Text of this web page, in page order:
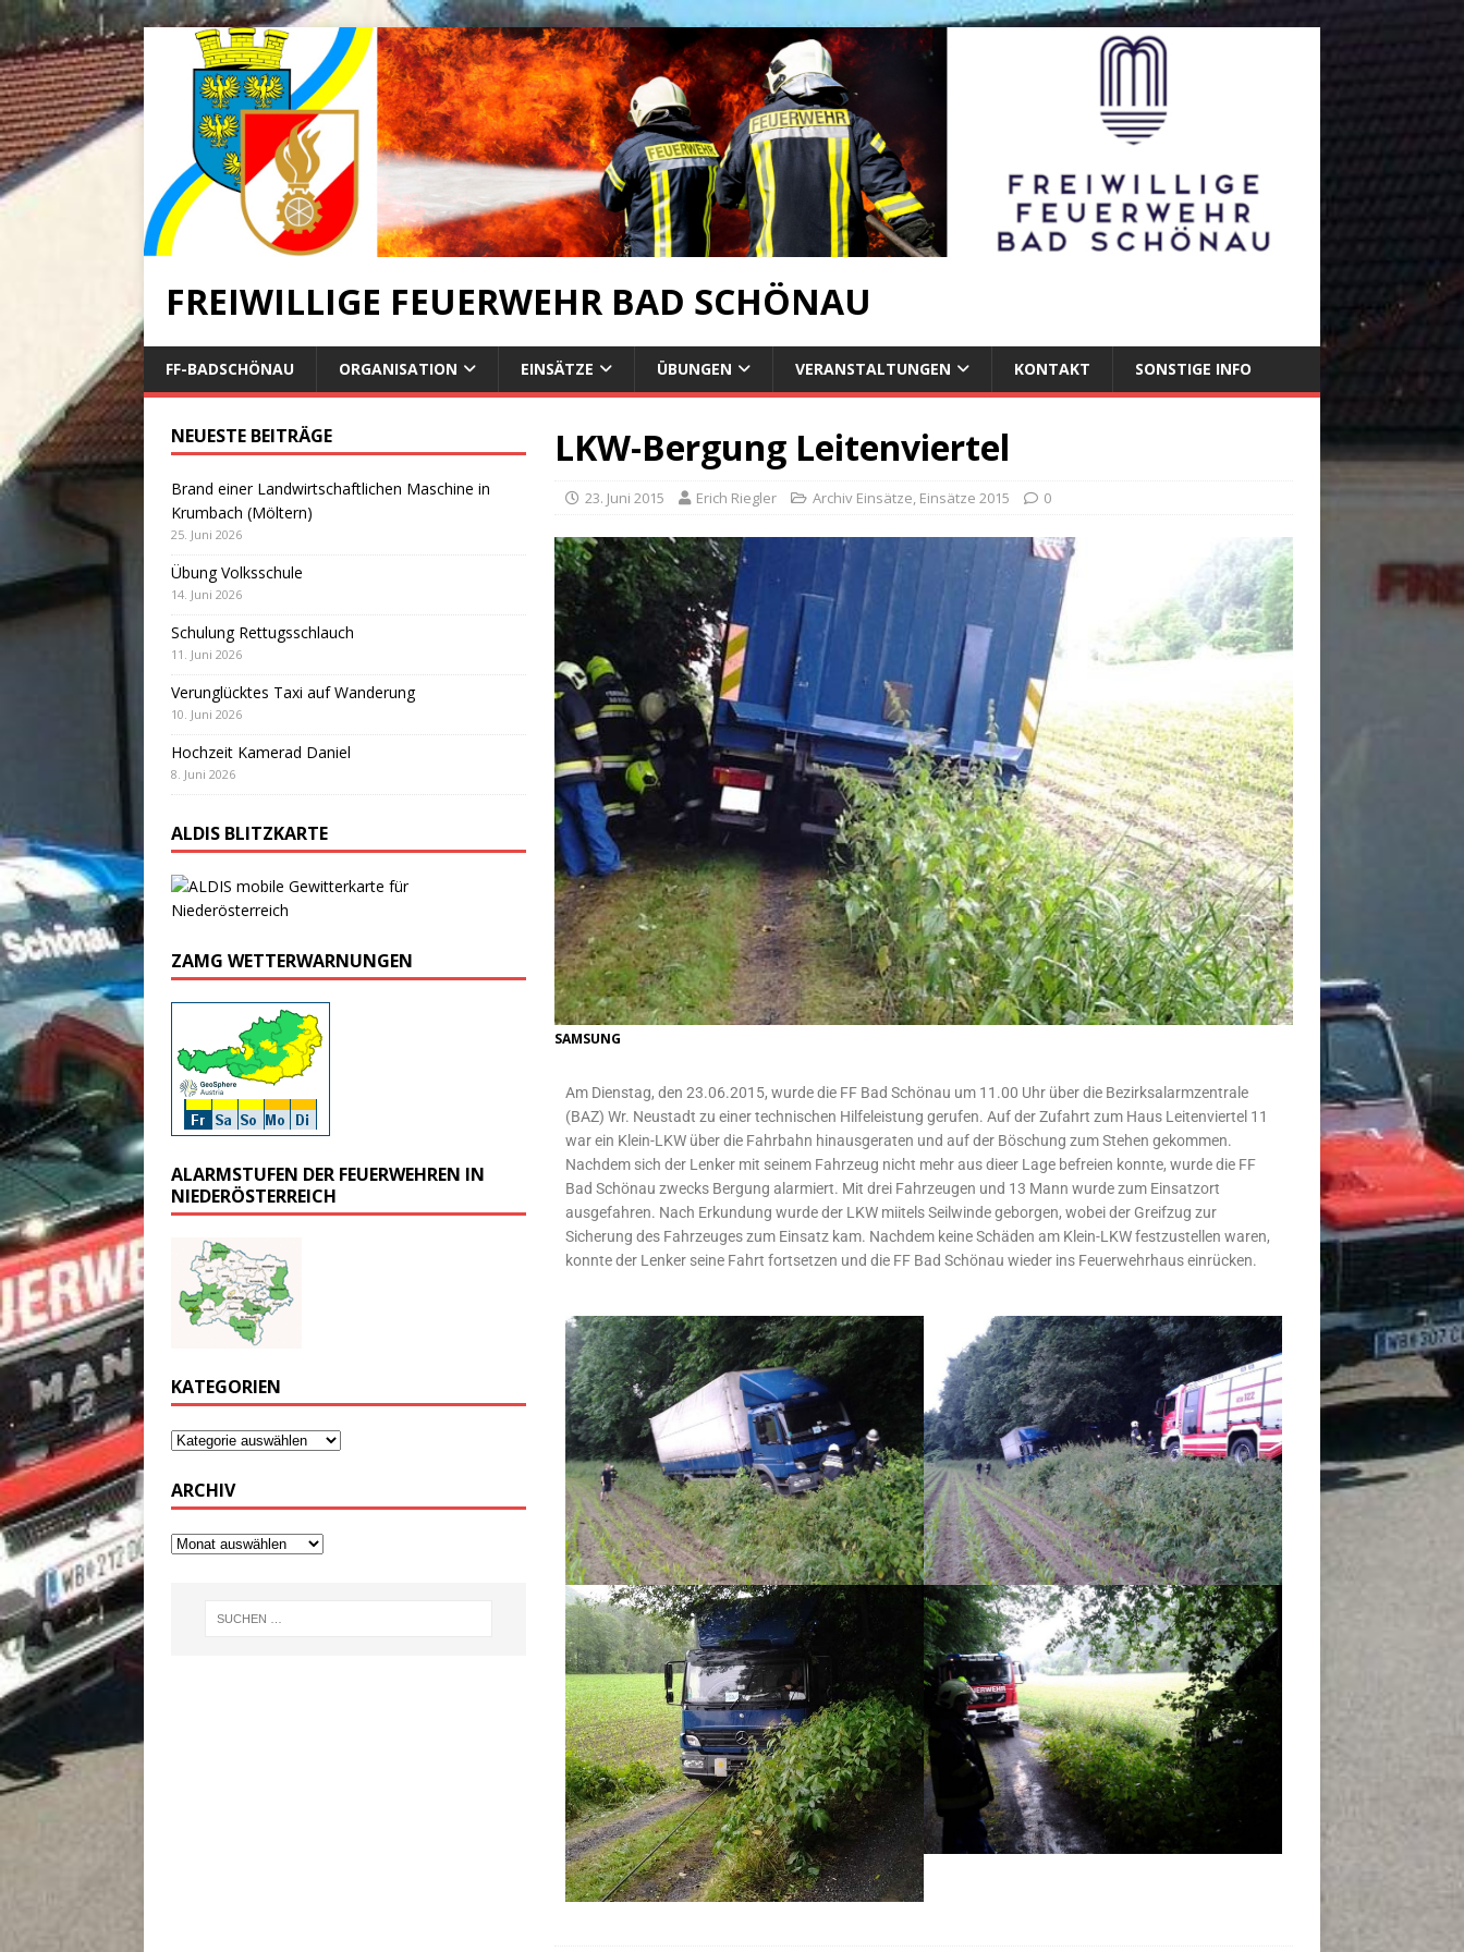
FREIWILLIGE FEUERWEHR BAD SCHÖNAU
FF-BADSCHÖNAU ORGANISATION EINSÄTZE ÜBUNGEN VERANSTALTUNGEN KONTAKT SONSTIGE INFO
LKW-Bergung Leitenviertel
23. Juni 2015 Erich Riegler Archiv Einsätze, Einsätze 2015 0
SAMSUNG
Am Dienstag, den 23.06.2015, wurde die FF Bad Schönau um 11.00 Uhr über die Bezirksalarmzentrale
(BAZ) Wr. Neustadt zu einer technischen Hilfeleistung gerufen. Auf der Zufahrt zum Haus Leitenviertel 11
war ein Klein-LKW über die Fahrbahn hinausgeraten und auf der Böschung zum Stehen gekommen.
Nachdem sich der Lenker mit seinem Fahrzeug nicht mehr aus dieer Lage befreien konnte, wurde die FF
Bad Schönau zwecks Bergung alarmiert. Mit drei Fahrzeugen und 13 Mann wurde zum Einsatzort
ausgefahren. Nach Erkundung wurde der LKW miitels Seilwinde geborgen, wobei der Greifzug zur
Sicherung des Fahrzeuges zum Einsatz kam. Nachdem keine Schäden am Klein-LKW festzustellen waren,
konnte der Lenker seine Fahrt fortsetzen und die FF Bad Schönau wieder ins Feuerwehrhaus einrücken.
NEUESTE BEITRÄGE
Brand einer Landwirtschaftlichen Maschine in
Krumbach (Möltern)
25. Juni 2026
Übung Volksschule
14. Juni 2026
Schulung Rettugsschlauch
11. Juni 2026
Verunglücktes Taxi auf Wanderung
10. Juni 2026
Hochzeit Kamerad Daniel
8. Juni 2026
ALDIS BLITZKARTE
ZAMG WETTERWARNUNGEN
ALARMSTUFEN DER FEUERWEHREN IN
NIEDERÖSTERREICH
KATEGORIEN
ARCHIV